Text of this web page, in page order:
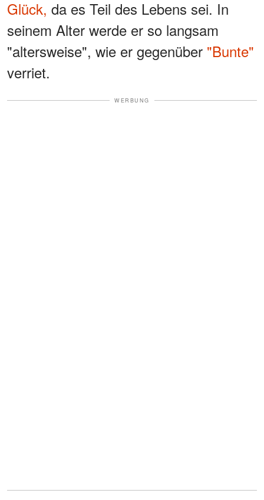
Glück, da es Teil des Lebens sei. In
seinem Alter werde er so langsam
"altersweise", wie er gegenüber "Bunte"
verriet.
WERBUNG